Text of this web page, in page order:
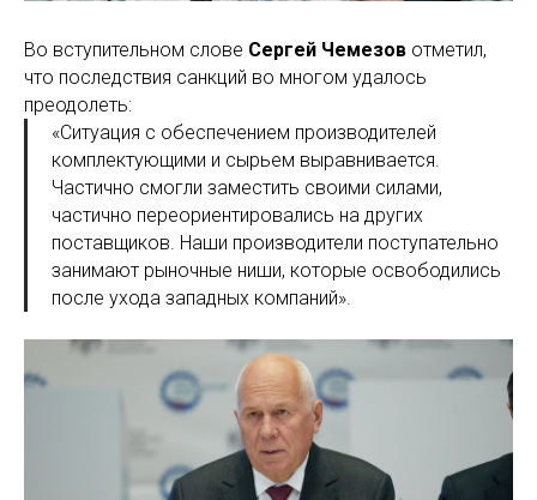
Во вступительном слове Сергей Чемезов отметил,
что последствия санкций во многом удалось
преодолеть:
«Ситуация с обеспечением производителей
комплектующими и сырьем выравнивается.
Частично смогли заместить своими силами,
частично переориентировались на других
поставщиков. Наши производители поступательно
занимают рыночные ниши, которые освободились
после ухода западных компаний».